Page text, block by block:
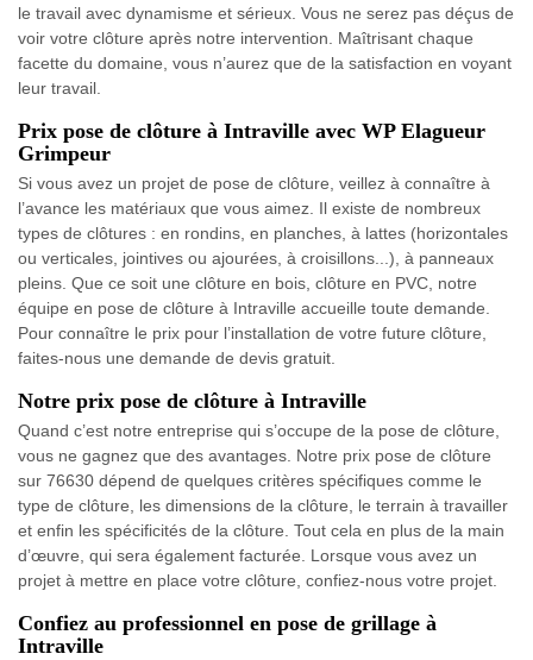
le travail avec dynamisme et sérieux. Vous ne serez pas déçus de
voir votre clôture après notre intervention. Maîtrisant chaque
facette du domaine, vous n’aurez que de la satisfaction en voyant
leur travail.
Prix pose de clôture à Intraville avec WP Elagueur
Grimpeur
Si vous avez un projet de pose de clôture, veillez à connaître à
l’avance les matériaux que vous aimez. Il existe de nombreux
types de clôtures : en rondins, en planches, à lattes (horizontales
ou verticales, jointives ou ajourées, à croisillons...), à panneaux
pleins. Que ce soit une clôture en bois, clôture en PVC, notre
équipe en pose de clôture à Intraville accueille toute demande.
Pour connaître le prix pour l’installation de votre future clôture,
faites-nous une demande de devis gratuit.
Notre prix pose de clôture à Intraville
Quand c’est notre entreprise qui s’occupe de la pose de clôture,
vous ne gagnez que des avantages. Notre prix pose de clôture
sur 76630 dépend de quelques critères spécifiques comme le
type de clôture, les dimensions de la clôture, le terrain à travailler
et enfin les spécificités de la clôture. Tout cela en plus de la main
d’œuvre, qui sera également facturée. Lorsque vous avez un
projet à mettre en place votre clôture, confiez-nous votre projet.
Confiez au professionnel en pose de grillage à
Intraville